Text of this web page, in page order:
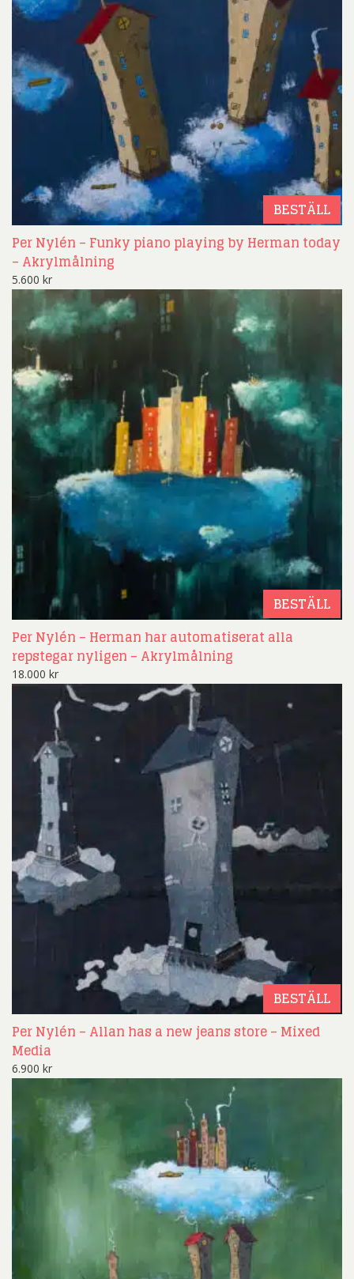
BESTÄLL
Per Nylén – Funky piano playing by Herman today
– Akrylmålning
5.600 kr
BESTÄLL
Per Nylén – Herman har automatiserat alla
repstegar nyligen – Akrylmålning
18.000 kr
BESTÄLL
Per Nylén – Allan has a new jeans store – Mixed
Media
6.900 kr